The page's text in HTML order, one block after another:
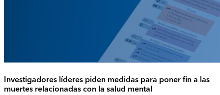
Investigadores líderes piden medidas para poner fin a las
muertes relacionadas con la salud mental